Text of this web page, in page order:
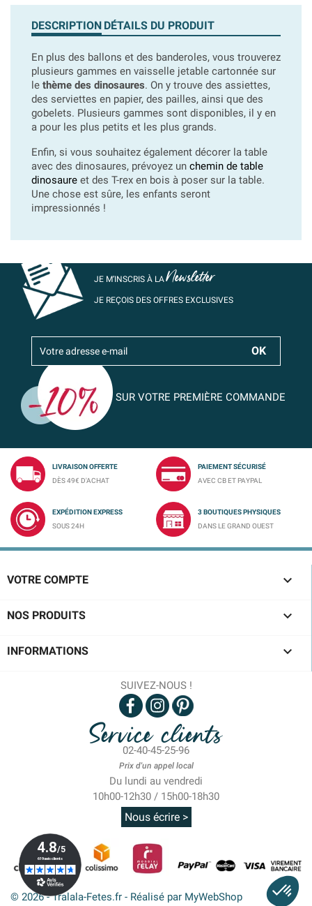
DESCRIPTION DÉTAILS DU PRODUIT
En plus des ballons et des banderoles, vous trouverez
plusieurs gammes en vaisselle jetable cartonnée sur
le thème des dinosaures. On y trouve des assiettes,
des serviettes en papier, des pailles, ainsi que des
gobelets. Plusieurs gammes sont disponibles, il y en
a pour les plus petits et les plus grands.
Enfin, si vous souhaitez également décorer la table
avec des dinosaures, prévoyez un chemin de table
dinosaure et des T-rex en bois à poser sur la table.
Une chose est sûre, les enfants seront
impressionnés !
JE M’INSCRIS À LANewsletter
JE REÇOIS DES OFFRES EXCLUSIVES
SUR VOTRE PREMIÈRE COMMANDE
LIVRAISON OFFERTE
DÈS 49€ D'ACHAT
PAIEMENT SÉCURISÉ
AVEC CB ET PAYPAL
EXPÉDITION EXPRESS
SOUS 24H
3 BOUTIQUES PHYSIQUES
DANS LE GRAND OUEST
VOTRE COMPTE 
NOS PRODUITS 
INFORMATIONS 
SUIVEZ-NOUS !
Service clients
02-40-45-25-96
Prix d'un appel local
Du lundi au vendredi
10h00-12h30 / 15h00-18h30
Nous écrire >
© 2026 - Tralala-Fetes.fr - Réalisé par MyWebShop